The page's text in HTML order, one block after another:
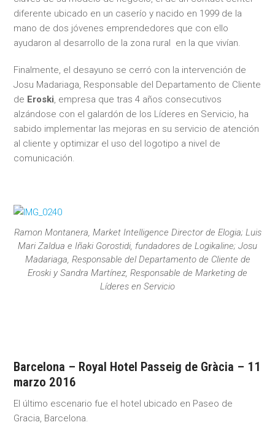
diferente ubicado en un caserío y nacido en 1999 de la
mano de dos jóvenes emprendedores que con ello
ayudaron al desarrollo de la zona rural en la que vivían.
Finalmente, el desayuno se cerró con la intervención de
Josu Madariaga, Responsable del Departamento de Cliente
de Eroski, empresa que tras 4 años consecutivos
alzándose con el galardón de los Líderes en Servicio, ha
sabido implementar las mejoras en su servicio de atención
al cliente y optimizar el uso del logotipo a nivel de
comunicación.
Ramon Montanera, Market Intelligence Director de Elogia; Luis
Mari Zaldua e Iñaki Gorostidi, fundadores de Logikaline; Josu
Madariaga, Responsable del Departamento de Cliente de
Eroski y Sandra Martínez, Responsable de Marketing de
Líderes en Servicio
Barcelona – Royal Hotel Passeig de Gràcia – 11
marzo 2016
El último escenario fue el hotel ubicado en Paseo de
Gracia, Barcelona.